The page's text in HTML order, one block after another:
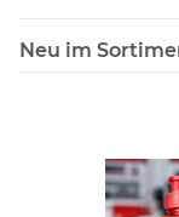
Neu im